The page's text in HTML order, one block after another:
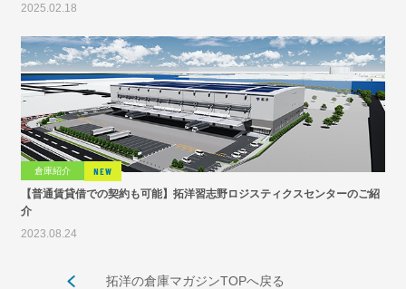
2025.02.18
倉庫紹介 NEW
【普通賃貸借での契約も可能】拓洋習志野ロジスティクスセンターのご紹
介
2023.08.24
拓洋の倉庫マガジンTOPへ戻る